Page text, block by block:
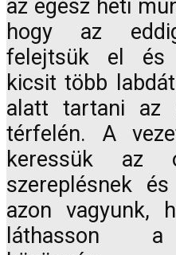
az egész heti
hogy az
felejtsük el és
kicsit több
alatt tartani az
térfelén. A
keressük az
szereplésnek
azon vagyunk,
láthasson a